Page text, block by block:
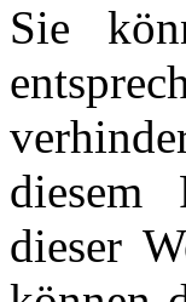
Sie
diesem
dieser